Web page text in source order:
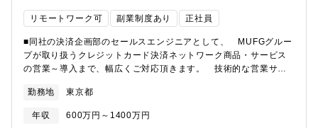
を推進するなど、状況によって様々なアプローチで変化を起こし
ます。 ・野村グループのアジャイルの推進とアジャイル文化の浸
価値向上に向けたビジネス、IT部門との連携 - チェンジマネージ
メント - 継続的なコミュニケーションやイベントの開催 - アジャ
イルトレーニングのデザインと実施 - ワークショップやイノベー
ションゲームのデザインとファシリテーション・アジャイルチー
割と責任に応じたコーチング、トレーニング - 改善機会の特定と
リモートワーク可 副業制度あり 正社員
■同社の決済企画部のセールスエンジニアとして、 MUFGグルー
プが取り扱うクレジットカード決済ネットワーク商品・サービス
の営業～導入まで、幅広くご対応頂きます。 技術的な営業サポ
く想定です。【具体的業務】・導入先（少額決済領域：自販機、
コインランドリー、食堂券売機、ゲームセンター等）へのプリセ
ールス【ポジションの魅力】・少額決済領域のキャッシュレス推
勤務地 東京都
年収 600万円～1400万円